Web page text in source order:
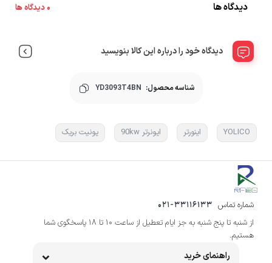
دیدگاه ها 0 دیدگاه ها
دیدگاه خود را درباره این کالا بنویسید
شناسه محصول: YD3093T4BN
YOLICO اینورتر ایونرتر 90kw یونیت بریک
شماره تماس 021-33116133
از شنبه تا پنج شنبه به جز ایام تعطیل از ساعت 10 تا 18 پاسخگوی شما
هستیم.
راهنمای خرید